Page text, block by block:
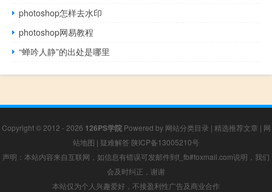
photoshop怎样去水印
photoshop网易教程
“蝉吟人静”的出处是哪里
Copyright © 2012 - 2026 126PS学院Powered by 网站分类目录 | 精选推荐文章 | 网
站地图 | 疑难解答 陕ICP备13005210号
声明：本站内容来自互联网，如信息有错误可发邮件到f_fb#foxmail.com说明，我们
会及时纠正，谢谢
本站仅为个人兴趣爱好，不接盈利性广告及商业合作